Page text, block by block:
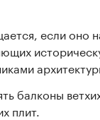
если оно
балконы
плит.